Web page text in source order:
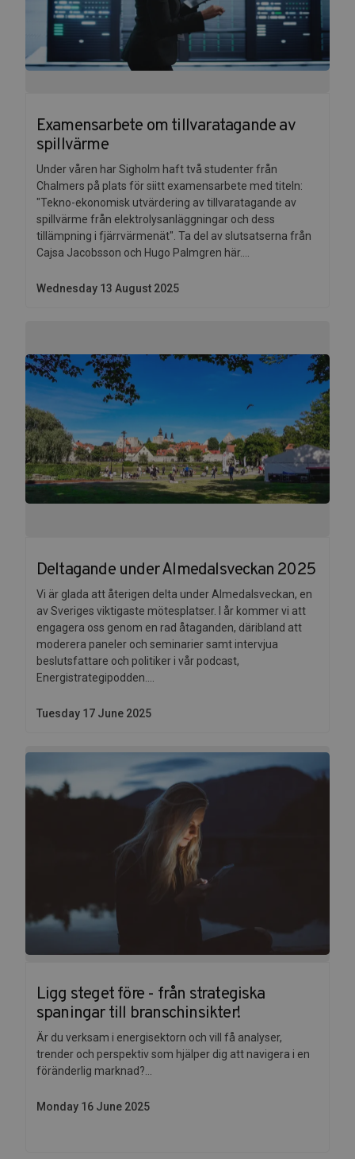
Examensarbete om tillvaratagande av
spillvärme
Under våren har Sigholm haft två studenter från
Chalmers på plats för siitt examensarbete med titeln:
"Tekno-ekonomisk utvärdering av tillvaratagande av
spillvärme från elektrolysanläggningar och dess
tillämpning i fjärrvärmenät". Ta del av slutsatserna från
Cajsa Jacobsson och Hugo Palmgren här....
Wednesday 13 August 2025
Deltagande under Almedalsveckan 2025
Vi är glada att återigen delta under Almedalsveckan, en
av Sveriges viktigaste mötesplatser. I år kommer vi att
engagera oss genom en rad åtaganden, däribland att
moderera paneler och seminarier samt intervjua
beslutsfattare och politiker i vår podcast,
Energistrategipodden....
Tuesday 17 June 2025
Ligg steget före - från strategiska
spaningar till branschinsikter!
Är du verksam i energisektorn och vill få analyser,
trender och perspektiv som hjälper dig att navigera i en
föränderlig marknad?...
Monday 16 June 2025